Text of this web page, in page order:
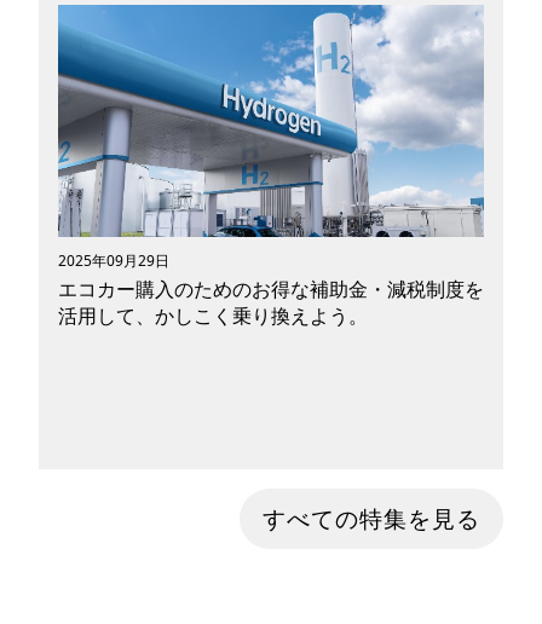
最近世界で開発が進んでいる次世代エネルギー。
環境保全の観点からも化石燃料に変わる新しい燃
料で動くモビリティが次々と生み出されていま
す。 2025年4月から10月の間に大阪万博会場へ
の交通手段として運行したことで話題の「まほろ
ば」は水素で動く「水素燃料電池船」です。 水
素燃料電池船とはどんなモビリティなのか、開発
企業である岩谷産業株式会社(以下岩谷産業)が力
を入れている水素エネルギー事業と合わせてご紹
介します。
2025年09月29日
エコカー購入のためのお得な補助金・減税制度を
活用して、かしこく乗り換えよう。
最近普及が進んでいるエコカー(EVカー・HVカー
すべての特集を見る